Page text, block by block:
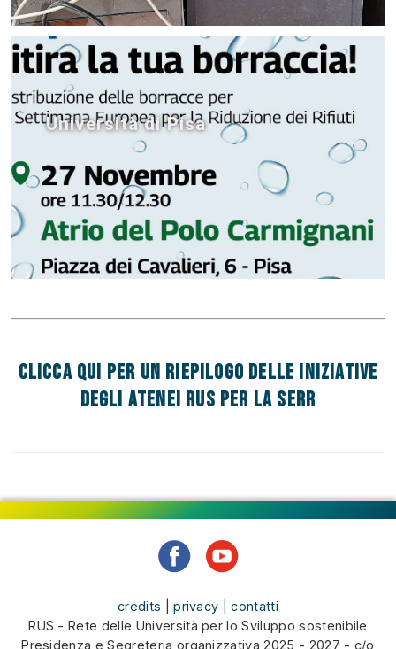
Università di Pisa
CLICCA QUI PER UN RIEPILOGO DELLE INIZIATIVE
DEGLI ATENEI RUS PER LA SERR
credits |privacy |contatti
RUS - Rete delle Università per lo Sviluppo sostenibile
Presidenza e Segreteria organizzativa 2025 - 2027 - c/o